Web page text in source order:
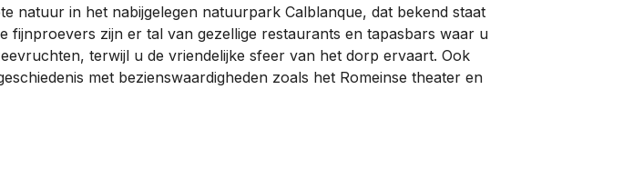
natuur in het nabijgelegen natuurpark Calblanque, dat bekend staat
zijn er tal van gezellige restaurants en tapasbars waar u
terwijl u de vriendelijke sfeer van het dorp ervaart. Ook
met bezienswaardigheden zoals het Romeinse theater en